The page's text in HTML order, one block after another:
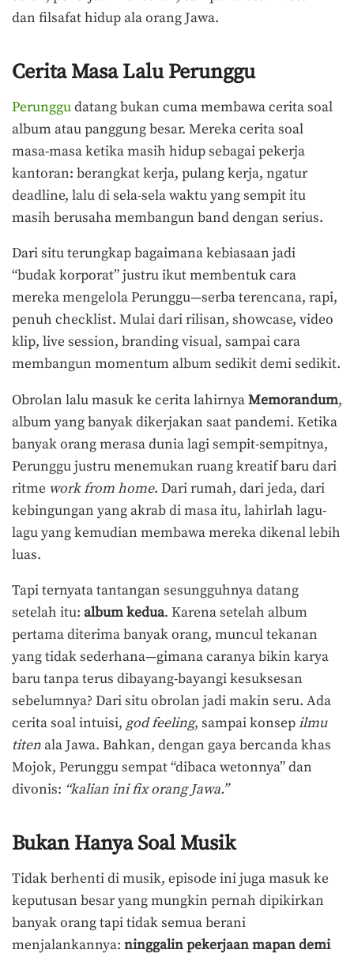
dan filsafat hidup ala orang Jawa.
Cerita Masa Lalu Perunggu
Perunggudatang bukan cuma membawa cerita soal
album atau panggung besar. Mereka cerita soal
masa-masa ketika masih hidup sebagai pekerja
kantoran: berangkat kerja, pulang kerja, ngatur
deadline, lalu di sela-sela waktu yang sempit itu
masih berusaha membangun band dengan serius.
Dari situ terungkap bagaimana kebiasaan jadi
“budak korporat” justru ikut membentuk cara
mereka mengelola Perunggu—serba terencana, rapi,
penuh checklist. Mulai dari rilisan, showcase, video
klip, live session, branding visual, sampai cara
membangun momentum album sedikit demi sedikit.
Obrolan lalu masuk ke cerita lahirnyaMemorandum,
album yang banyak dikerjakan saat pandemi. Ketika
banyak orang merasa dunia lagi sempit-sempitnya,
Perunggu justru menemukan ruang kreatif baru dari
ritme work from home. Dari rumah, dari jeda, dari
kebingungan yang akrab di masa itu, lahirlah lagu-
lagu yang kemudian membawa mereka dikenal lebih
luas.
Tapi ternyata tantangan sesungguhnya datang
setelah itu: album kedua. Karena setelah album
pertama diterima banyak orang, muncul tekanan
yang tidak sederhana—gimana caranya bikin karya
baru tanpa terus dibayang-bayangi kesuksesan
sebelumnya? Dari situ obrolan jadi makin seru. Ada
cerita soal intuisi, god feeling, sampai konsepilmu
titenala Jawa. Bahkan, dengan gaya bercanda khas
Mojok, Perunggu sempat “dibaca wetonnya” dan
divonis: “kalian ini fix orang Jawa.”
Bukan Hanya Soal Musik
Tidak berhenti di musik, episode ini juga masuk ke
keputusan besar yang mungkin pernah dipikirkan
banyak orang tapi tidak semua berani
menjalankannya: ninggalin pekerjaan mapan demi